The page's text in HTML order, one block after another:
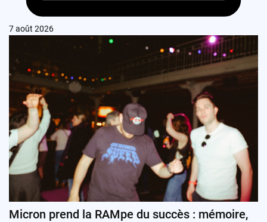
7 août 2026
Micron prend la RAMpe du succès : mémoire,